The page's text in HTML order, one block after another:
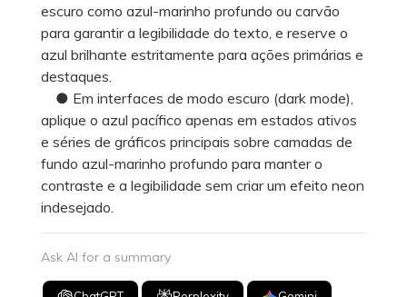
escuro como azul-marinho profundo ou carvão
para garantir a legibilidade do texto, e reserve o
azul brilhante estritamente para ações primárias e
destaques.
● Em interfaces de modo escuro (dark mode),
aplique o azul pacífico apenas em estados ativos
e séries de gráficos principais sobre camadas de
fundo azul-marinho profundo para manter o
contraste e a legibilidade sem criar um efeito neon
indesejado.
Ask AI for a summary